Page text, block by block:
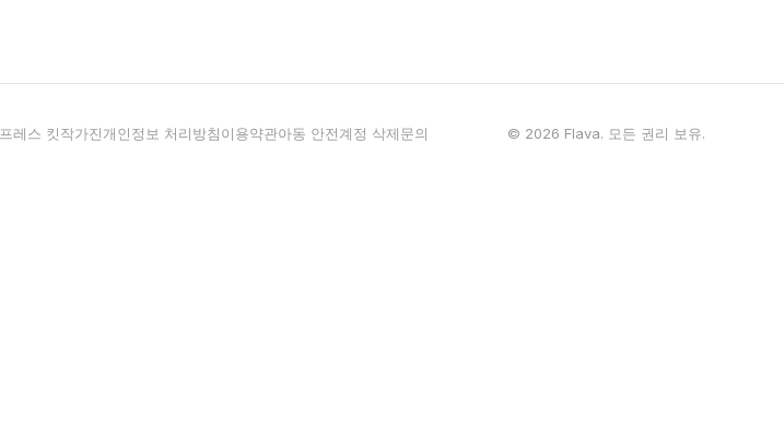
프레스 킷작가진개인정보 처리방침이용약관아동 안전계정 삭제문의 © 2026 Flava. 모든 권리 보유.